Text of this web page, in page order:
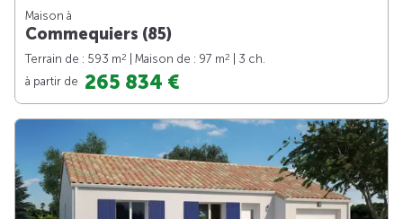
Maison à
Commequiers (85)
Terrain de : 593 m2 | Maison de : 97 m2
| 3 ch.
à partir de 265 834 €